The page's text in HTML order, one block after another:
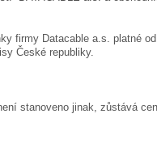
firmy Datacable a.s. platné
České republiky.
stanoveno jinak, zůstává